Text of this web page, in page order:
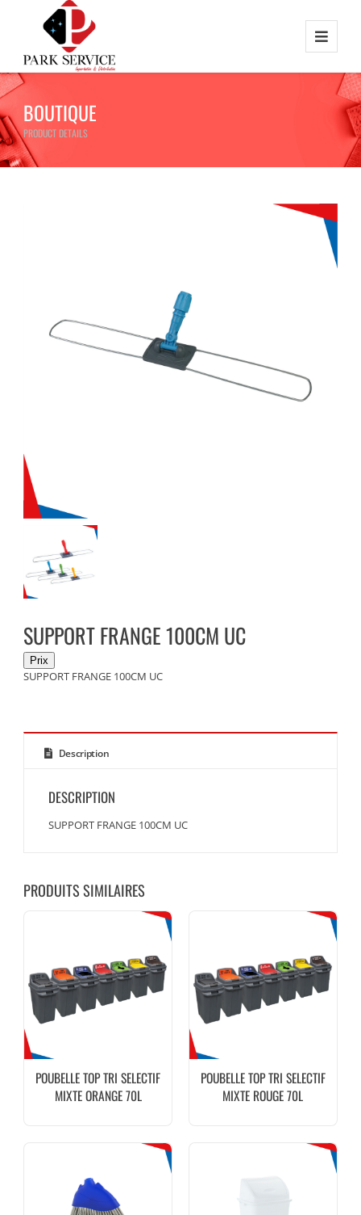
BOUTIQUE
PRODUCT DETAILS
SUPPORT FRANGE 100CM UC
SUPPORT FRANGE 100CM UC
Description
DESCRIPTION
SUPPORT FRANGE 100CM UC
PRODUITS SIMILAIRES
POUBELLE TOP TRI SELECTIF
MIXTE ORANGE 70L
POUBELLE TOP TRI SELECTIF
MIXTE ROUGE 70L